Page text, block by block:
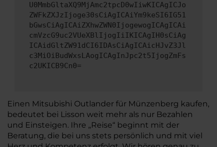
U0MmbGltaXQ9MjAmc2tpcD0wIiwKICAgICJo
ZWFkZXJzIjoge30sCiAgICAiYm9keSI6IG51
bGwsCiAgICAiZXhwZWN0IjogewogICAgICAi
cmVzcG9uc2VUeXBlIjogIiIKICAgIH0sCiAg
ICAidGltZW91dCI6IDAsCiAgICAicHJvZ3Jl
c3MiOiBudWxsLAogICAgInJpc2t5IjogZmFs
c2UKICB9Cn0=
Einen Mitsubishi Outlander für Münzenberg kaufen,
bedeutet bei Lisson weit mehr als nur Bezahlen
und Einsteigen. Ihre „Reise“ beginnt mit der
Beratung, die bei uns stets persönlich und mit viel